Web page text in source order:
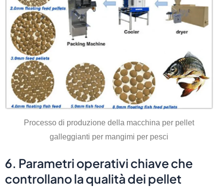
Processo di produzione della macchina per pellet
galleggianti per mangimi per pesci
6. Parametri operativi chiave che
controllano la qualità dei pellet